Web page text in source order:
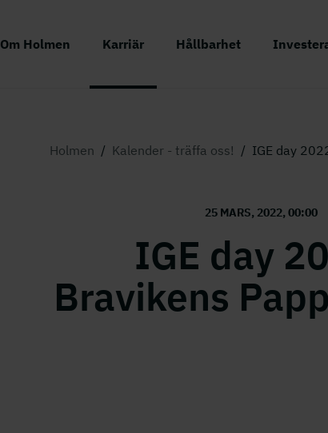
Om Holmen Karriär Hållbarhet
Holmen / Kalender - träffa oss! / IGE day
25 MARS, 2022, 00:00
IGE day
Bravikens